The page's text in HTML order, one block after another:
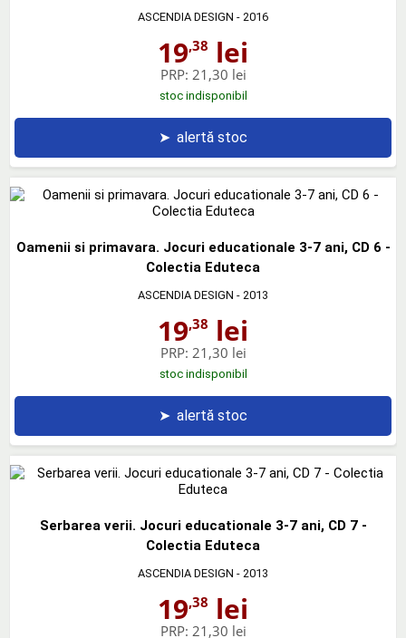
ASCENDIA DESIGN - 2016
19,38 lei
PRP: 21,30 lei
stoc indisponibil
➤ alertă stoc
Oamenii si primavara. Jocuri educationale 3-7 ani, CD 6 -
Colectia Eduteca
ASCENDIA DESIGN - 2013
19,38 lei
PRP: 21,30 lei
stoc indisponibil
➤ alertă stoc
Serbarea verii. Jocuri educationale 3-7 ani, CD 7 -
Colectia Eduteca
ASCENDIA DESIGN - 2013
19,38 lei
PRP: 21,30 lei